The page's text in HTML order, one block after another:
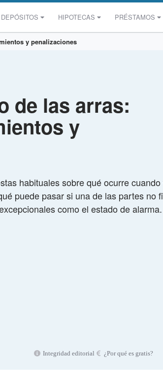
DEPÓSITOS HIPOTECAS PRÉSTAMOS
y penalizaciones
de las arras:
y
habituales sobre qué ocurre
puede pasar si una de las partes no
como el estado de
Integridad editorial ¿Por qué es gratis?